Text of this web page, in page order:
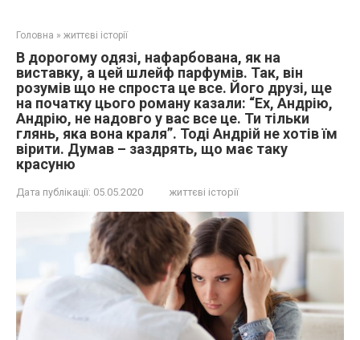
Головна » життєві історії
В дорогому одязі, нафарбована, як на
виставку, а цей шлейф парфумів. Так, він
розумів що не спроста це все. Його друзі, ще
на початку цього роману казали: “Ех, Андрію,
Андрію, не надовго у вас все це. Ти тільки
глянь, яка вона краля”. Тоді Андрій не хотів їм
вірити. Думав – заздрять, що має таку
красуню
Дата публікації: 05.05.2020 життєві історії